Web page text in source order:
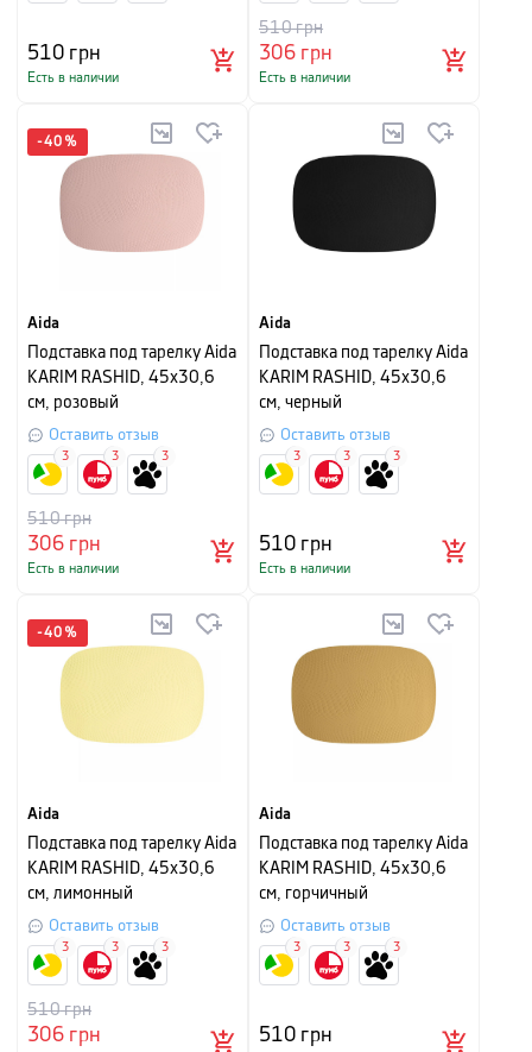
510грн
Есть в наличии
306грн
510грн
Есть в наличии
-40 %
Aida
Подставка под тарелку Aida
KARIM RASHID, 45х30,6
см, розовый
Оставить отзыв
306грн
510грн
Есть в наличии
3 3 3
Aida
Подставка под тарелку Aida
KARIM RASHID, 45х30,6
см, черный
Оставить отзыв
510грн
Есть в наличии
3 3 3
-40 %
Aida
Подставка под тарелку Aida
KARIM RASHID, 45х30,6
см, лимонный
Оставить отзыв
306грн
510грн
3 3 3
Aida
Подставка под тарелку Aida
KARIM RASHID, 45х30,6
см, горчичный
Оставить отзыв
510грн
3 3 3